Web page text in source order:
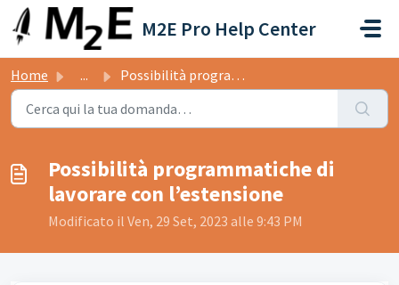
Salta al contenuto principale
M2E Pro Help Center
Home ... Possibilità programmatiche di lavorare con l’estensione
Possibilità programmatiche di
lavorare con l’estensione
Modificato il Ven, 29 Set, 2023 alle 9:43 PM
Criterio